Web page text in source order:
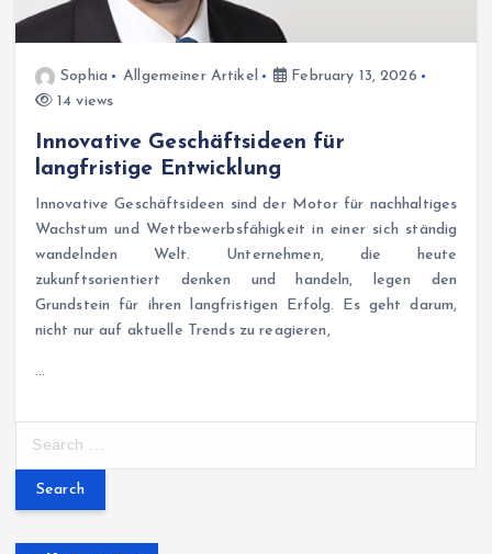
Sophia Allgemeiner Artikel
February 13, 2026
14 views
Innovative Geschäftsideen für
langfristige Entwicklung
Innovative Geschäftsideen sind der Motor für nachhaltiges
Wachstum und Wettbewerbsfähigkeit in einer sich ständig
wandelnden Welt. Unternehmen, die heute
zukunftsorientiert denken und handeln, legen den
Grundstein für ihren langfristigen Erfolg. Es geht darum,
nicht nur auf aktuelle Trends zu reagieren,
…
r